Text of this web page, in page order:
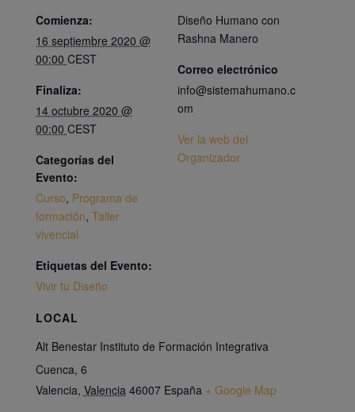
Comienza:
16 septiembre 2020 @
00:00 CEST
Finaliza:
14 octubre 2020 @
00:00 CEST
Categorías del
Evento:
Curso, Programa de
formación, Taller
vivencial
Etiquetas del Evento:
Vivir tu Diseño
LOCAL
Alt Benestar Instituto de Formación Integrativa
Cuenca, 6
Valencia, Valencia 46007 España + Google Map
Diseño Humano con
Rashna Manero
Correo electrónico
info@sistemahumano.c
om
Ver la web del
Organizador